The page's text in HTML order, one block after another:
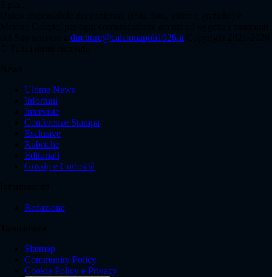
direttore@calcionapoli1926.itCopyright 2021-2026
Ultime News
Infortuni
Interviste
Conferenze Stampa
Esclusive
Rubriche
Editoriali
Gossip e Curiosità
Redazione
Sitemap
Community Policy
Cookie Policy e Privacy